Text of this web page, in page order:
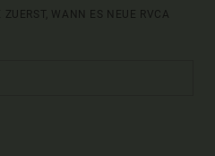
WANN ES NEUE RVCA